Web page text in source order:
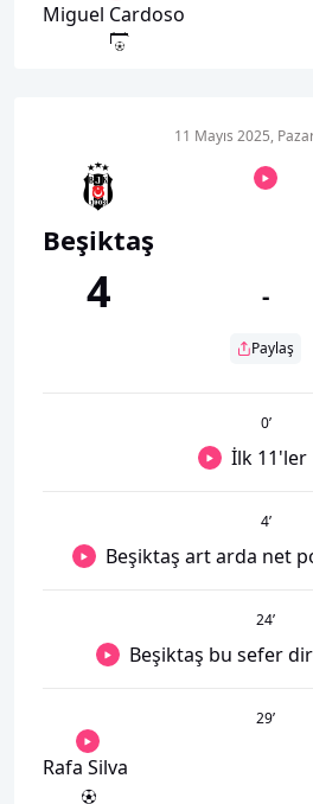
Miguel Cardoso
Beşiktaş
4
11 Mayıs 2025,
-
Paylaş
0’
İlk 11'ler
4’
Beşiktaş art arda net
24’
Beşiktaş bu sefer
29’
Rafa Silva